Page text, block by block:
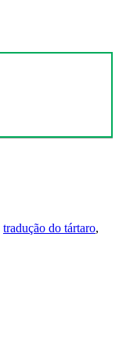
tradução do tártaro,